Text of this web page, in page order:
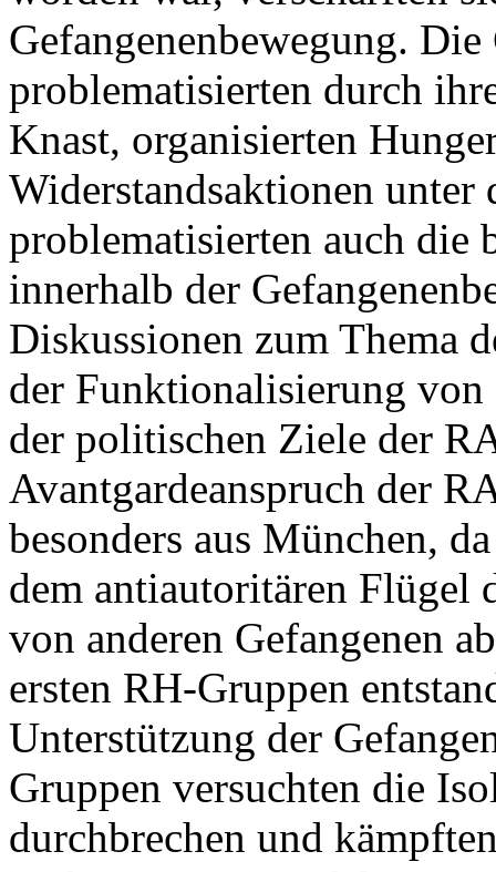
Gefangenenbewegung.
problematisierten durch
Knast, organisierten
Widerstandsaktionen unter
problematisierten auch die
innerhalb der
Diskussionen zum Thema
der Funktionalisierung
der politischen Ziele der
Avantgardeanspruch der
besonders aus München,
dem antiautoritären Flügel
von anderen Gefangenen
ersten RH-Gruppen
Unterstützung der
Gruppen versuchten die
durchbrechen und